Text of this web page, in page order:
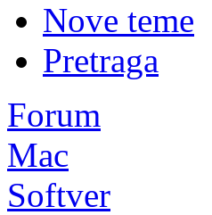
Nove teme
Pretraga
Forum
Mac
Softver